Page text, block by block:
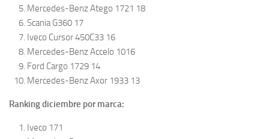
Mercedes-Benz Atego 1721 18
Scania G360 17
Iveco Cursor 450C33 16
Mercedes-Benz Accelo 1016
Ford Cargo 1729 14
Mercedes-Benz Axor 1933 13
Ranking diciembre por marca:
Iveco 171